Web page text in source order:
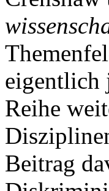
eigentlich
Reihe
Beitrag